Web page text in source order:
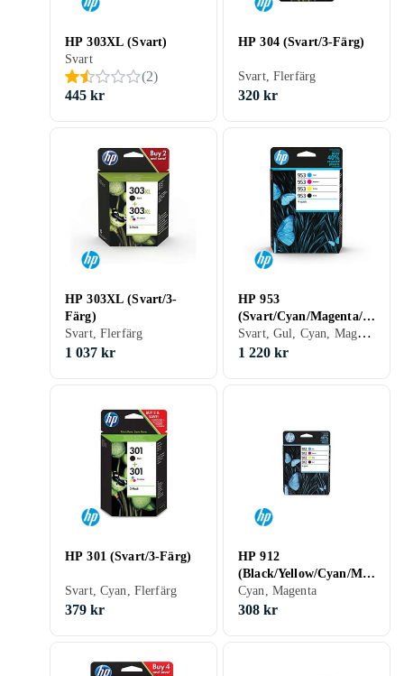
HP 303XL (Svart)
Svart
(2)
445 kr
HP 304 (Svart/3-Färg)
Svart, Flerfärg
320 kr
HP 303XL (Svart/3-
Färg)
Svart, Flerfärg
1 037 kr
HP 953
(Svart/Cyan/Magenta/G
ul)
Svart, Gul, Cyan, Magenta
1 220 kr
HP 301 (Svart/3-Färg)
Svart, Cyan, Flerfärg
379 kr
HP 912
(Black/Yellow/Cyan/Ma
genta) Multipack
Cyan, Magenta
308 kr